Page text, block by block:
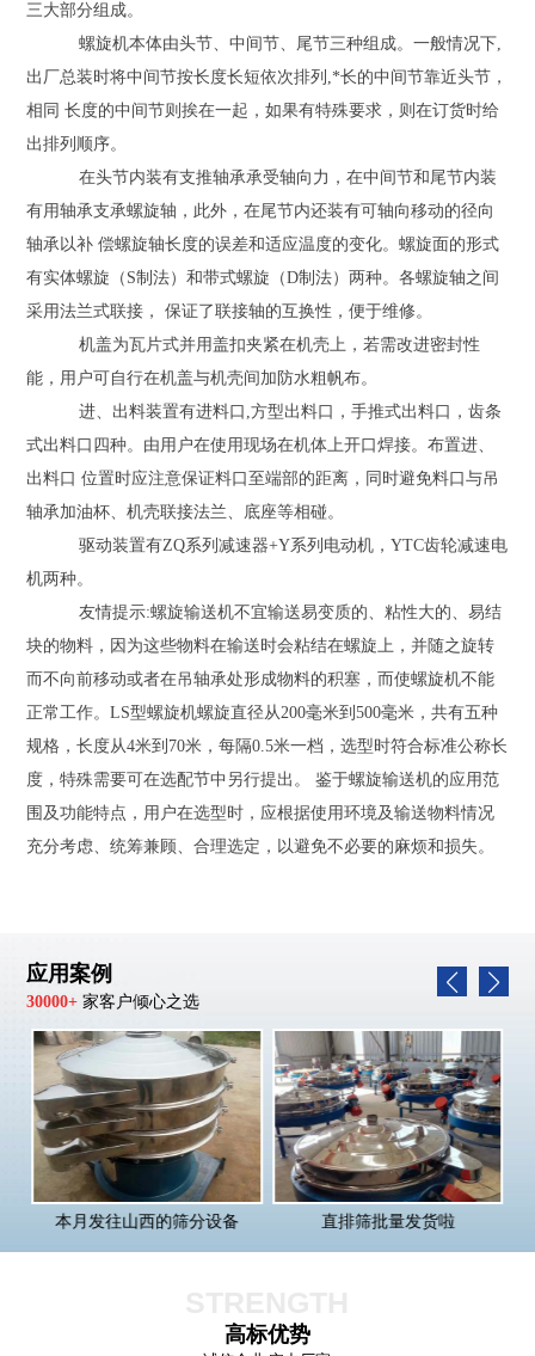
三大部分组成。
螺旋机本体由头节、中间节、尾节三种组成。一般情况下,
出厂总装时将中间节按长度长短依次排列,*长的中间节靠近头节，
相同 长度的中间节则挨在一起，如果有特殊要求，则在订货时给
出排列顺序。
在头节内装有支推轴承承受轴向力，在中间节和尾节内装
有用轴承支承螺旋轴，此外，在尾节内还装有可轴向移动的径向
轴承以补 偿螺旋轴长度的误差和适应温度的变化。螺旋面的形式
有实体螺旋（S制法）和带式螺旋（D制法）两种。各螺旋轴之间
采用法兰式联接， 保证了联接轴的互换性，便于维修。
机盖为瓦片式并用盖扣夹紧在机壳上，若需改进密封性
能，用户可自行在机盖与机壳间加防水粗帆布。
进、出料装置有进料口,方型出料口，手推式出料口，齿条
式出料口四种。由用户在使用现场在机体上开口焊接。布置进、
出料口 位置时应注意保证料口至端部的距离，同时避免料口与吊
轴承加油杯、机壳联接法兰、底座等相碰。
驱动装置有ZQ系列减速器+Y系列电动机，YTC齿轮减速电
机两种。
友情提示:螺旋输送机不宜输送易变质的、粘性大的、易结
块的物料，因为这些物料在输送时会粘结在螺旋上，并随之旋转
而不向前移动或者在吊轴承处形成物料的积塞，而使螺旋机不能
正常工作。LS型螺旋机螺旋直径从200毫米到500毫米，共有五种
规格，长度从4米到70米，每隔0.5米一档，选型时符合标准公称长
度，特殊需要可在选配节中另行提出。 鉴于螺旋输送机的应用范
围及功能特点，用户在选型时，应根据使用环境及输送物料情况
充分考虑、统筹兼顾、合理选定，以避免不必要的麻烦和损失。
应用案例
30000+ 家客户倾心之选
直排筛批量发货啦 多层旋振筛发货湖北
高标优势